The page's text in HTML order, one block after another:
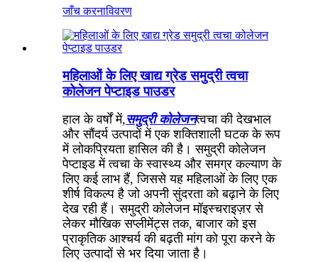
जाँच करनाविवरण
महिलाओं के लिए खाद्य ग्रेड समुद्री त्वचा
कोलेजन पेप्टाइड पाउडर
हाल के वर्षों में,समुद्री कोलेजनत्वचा की देखभाल
और सौंदर्य उत्पादों में एक शक्तिशाली घटक के रूप
में लोकप्रियता हासिल की है। समुद्री कोलेजन
पेप्टाइड में त्वचा के स्वास्थ्य और समग्र कल्याण के
लिए कई लाभ हैं, जिससे यह महिलाओं के लिए एक
शीर्ष विकल्प है जो अपनी सुंदरता को बढ़ाने के लिए
देख रही हैं। समुद्री कोलेजन मॉइस्चराइज़र से
लेकर मौखिक सप्लीमेंट्स तक, बाजार को इस
प्राकृतिक आश्चर्य की बढ़ती मांग को पूरा करने के
लिए उत्पादों से भर दिया जाता है।